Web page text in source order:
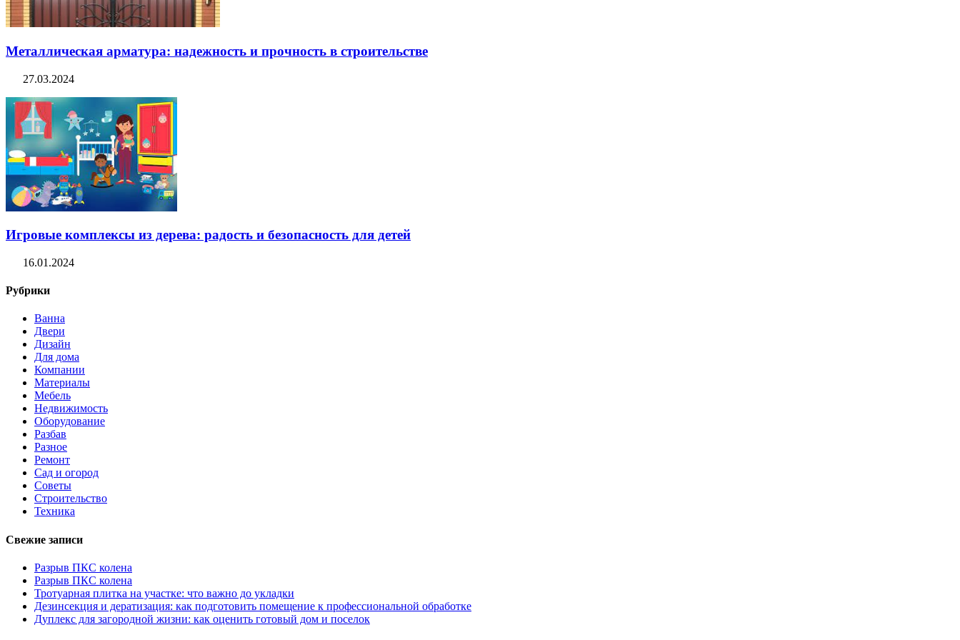
Металлическая арматура: надежность и прочность в строительстве
27.03.2024
Игровые комплексы из дерева: радость и безопасность для детей
16.01.2024
Рубрики
Ванна
Двери
Дизайн
Для дома
Компании
Материалы
Мебель
Недвижимость
Оборудование
Разбав
Разное
Ремонт
Сад и огород
Советы
Строительство
Техника
Свежие записи
Разрыв ПКС колена
Разрыв ПКС колена
Тротуарная плитка на участке: что важно до укладки
Дезинсекция и дератизация: как подготовить помещение к профессиональной обработке
Дуплекс для загородной жизни: как оценить готовый дом и поселок